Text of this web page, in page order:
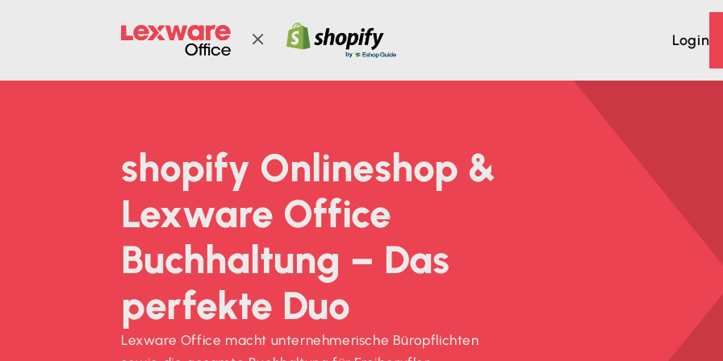
 Login
shopify Onlineshop &
Lexware Office
Buchhaltung – Das
perfekte Duo
Lexware Office macht unternehmerische Büropflichten